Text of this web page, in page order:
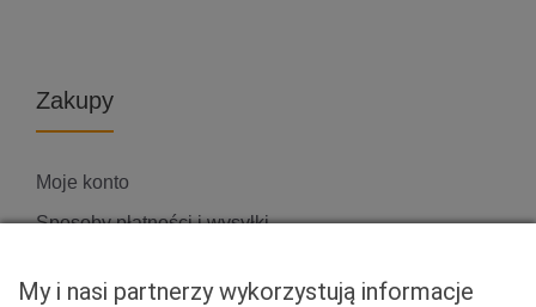
Zakupy
Moje konto
Sposoby płatności i wysyłki
My i nasi partnerzy wykorzystują informacje